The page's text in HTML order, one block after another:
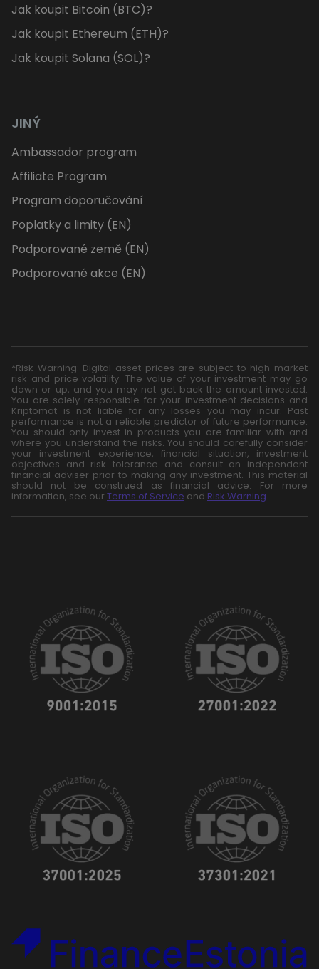
Jak koupit Bitcoin (BTC)?
Jak koupit Ethereum (ETH)?
Jak koupit Solana (SOL)?
JINÝ
Ambassador program
Affiliate Program
Program doporučování
Poplatky a limity (EN)
Podporované země (EN)
Podporované akce (EN)
*Risk Warning: Digital asset prices are subject to high market
risk and price volatility. The value of your investment may go
down or up, and you may not get back the amount invested.
You are solely responsible for your investment decisions and
Kriptomat is not liable for any losses you may incur. Past
performance is not a reliable predictor of future performance.
You should only invest in products you are familiar with and
where you understand the risks. You should carefully consider
your investment experience, financial situation, investment
objectives and risk tolerance and consult an independent
financial adviser prior to making any investment. This material
should not be construed as financial advice. For more
information, see our Terms of Service and Risk Warning.